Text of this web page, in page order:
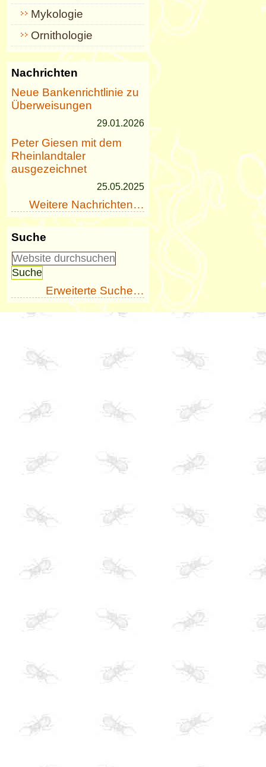
Mykologie
Ornithologie
Nachrichten
Neue Bankenrichtlinie zu
Überweisungen
29.01.2026
Peter Giesen mit dem
Rheinlandtaler
ausgezeichnet
25.05.2025
Weitere Nachrichten…
Suche
Erweiterte Suche…